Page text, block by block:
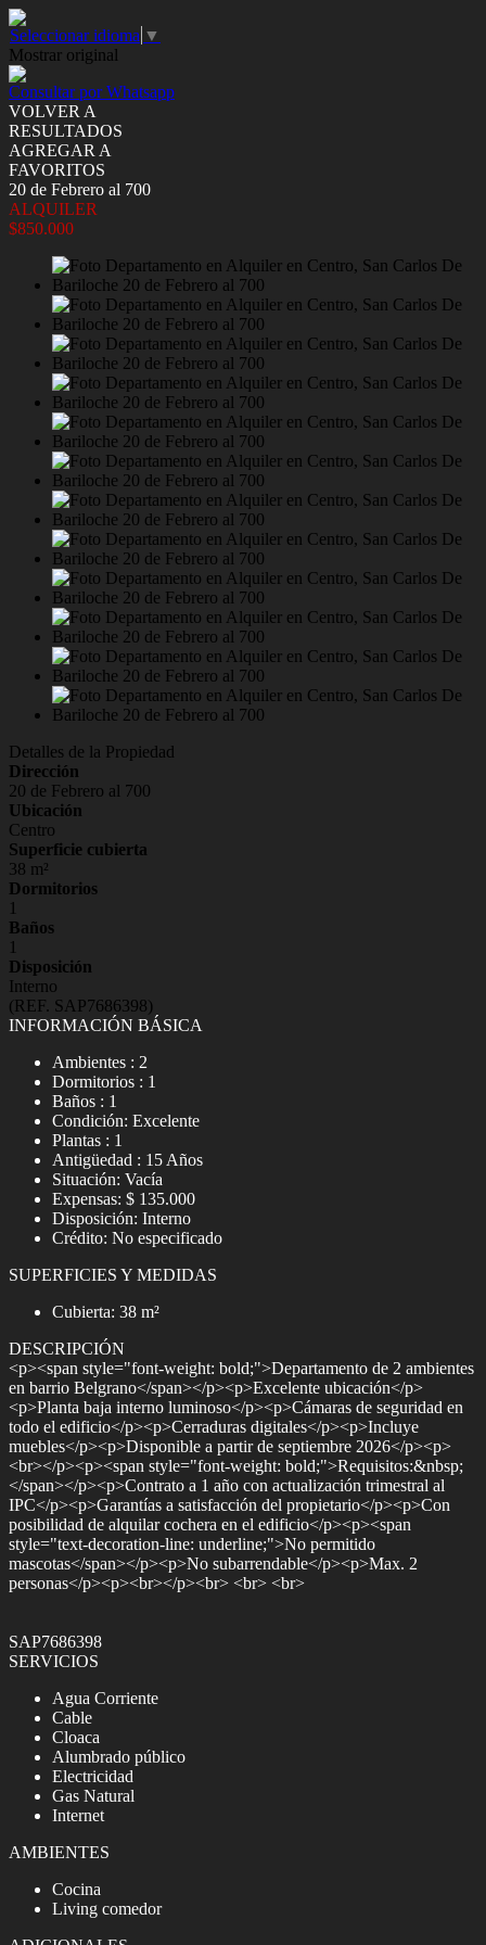
Seleccionar idioma ▼
Mostrar original
Consultar por Whatsapp
VOLVER A
RESULTADOS
AGREGAR A
FAVORITOS
20 de Febrero al 700
ALQUILER
$850.000
Detalles de la Propiedad
Dirección
20 de Febrero al 700
Ubicación
Centro
Superficie cubierta
38 m²
Dormitorios
1
Baños
1
Disposición
Interno
(REF. SAP7686398)
INFORMACIÓN BÁSICA
Ambientes : 2
Dormitorios : 1
Baños : 1
Condición: Excelente
Plantas : 1
Antigüedad : 15 Años
Situación: Vacía
Expensas: $ 135.000
Disposición: Interno
Crédito: No especificado
SUPERFICIES Y MEDIDAS
Cubierta: 38 m²
DESCRIPCIÓN
<p><span style="font-weight: bold;">Departamento de 2 ambientes
en barrio Belgrano</span></p><p>Excelente ubicación</p>
<p>Planta baja interno luminoso</p><p>Cámaras de seguridad en
todo el edificio</p><p>Cerraduras digitales</p><p>Incluye
muebles</p><p>Disponible a partir de septiembre 2026</p><p>
<br></p><p><span style="font-weight: bold;">Requisitos:&nbsp;
</span></p><p>Contrato a 1 año con actualización trimestral al
IPC</p><p>Garantías a satisfacción del propietario</p><p>Con
posibilidad de alquilar cochera en el edificio</p><p><span
style="text-decoration-line: underline;">No permitido
mascotas</span></p><p>No subarrendable</p><p>Max. 2
personas</p><p><br></p><br> <br> <br>
SAP7686398
SERVICIOS
Agua Corriente
Cable
Cloaca
Alumbrado público
Electricidad
Gas Natural
Internet
AMBIENTES
Cocina
Living comedor